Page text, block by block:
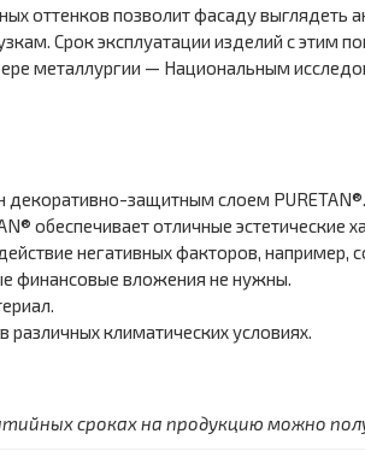
оттенков позволит фасаду выглядеть
Срок эксплуатации изделий с этим
металлургии — Национальным
декоративно-защитным слоем PURETAN®.
обеспечивает отличные эстетические
негативных факторов, например,
финансовые вложения не нужны.
климатических условиях.
сроках на продукцию можно